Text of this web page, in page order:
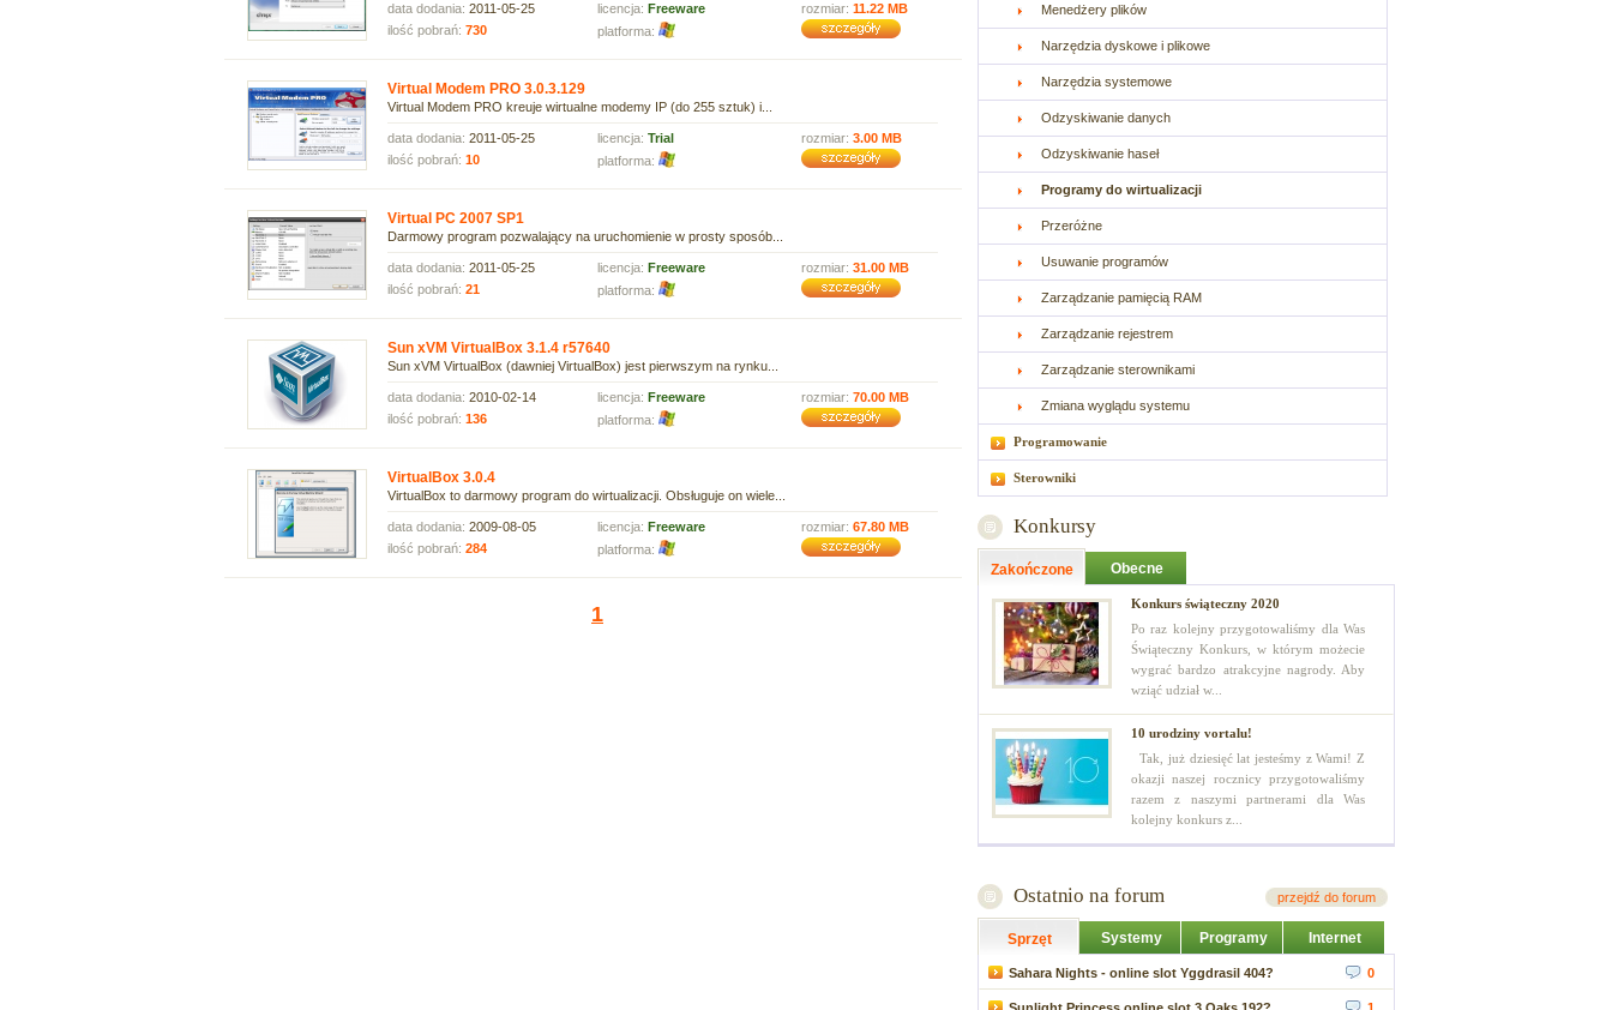
data dodania: 2011-05-25 licencja: Freeware rozmiar: 11.22 MB
ilość pobrań: 730 platforma:
Virtual Modem PRO 3.0.3.129
Virtual Modem PRO kreuje wirtualne modemy IP (do 255 sztuk) i...
data dodania: 2011-05-25 licencja: Trial rozmiar: 3.00 MB
ilość pobrań: 10 platforma:
Virtual PC 2007 SP1
Darmowy program pozwalający na uruchomienie w prosty sposób...
data dodania: 2011-05-25 licencja: Freeware rozmiar: 31.00 MB
ilość pobrań: 21 platforma:
Sun xVM VirtualBox 3.1.4 r57640
Sun xVM VirtualBox (dawniej VirtualBox) jest pierwszym na rynku...
data dodania: 2010-02-14 licencja: Freeware rozmiar: 70.00 MB
ilość pobrań: 136 platforma:
VirtualBox 3.0.4
VirtualBox to darmowy program do wirtualizacji. Obsługuje on wiele...
data dodania: 2009-08-05 licencja: Freeware rozmiar: 67.80 MB
ilość pobrań: 284 platforma:
1
Menedżery plików
Narzędzia dyskowe i plikowe
Narzędzia systemowe
Odzyskiwanie danych
Odzyskiwanie haseł
Programy do wirtualizacji
Przeróżne
Usuwanie programów
Zarządzanie pamięcią RAM
Zarządzanie rejestrem
Zarządzanie sterownikami
Zmiana wyglądu systemu
Programowanie
Sterowniki
Konkursy
Zakończone Obecne
Konkurs świąteczny 2020
Po raz kolejny przygotowaliśmy dla Was
Świąteczny Konkurs, w którym możecie
wygrać bardzo atrakcyjne nagrody. Aby
wziąć udział w...
10 urodziny vortalu!
Tak, już dziesięć lat jesteśmy z Wami! Z
okazji naszej rocznicy przygotowaliśmy
razem z naszymi partnerami dla Was
kolejny konkurs z...
Ostatnio na forum przejdź do forum
Sprzęt Systemy Programy Internet
Sahara Nights - online slot Yggdrasil 404? 0